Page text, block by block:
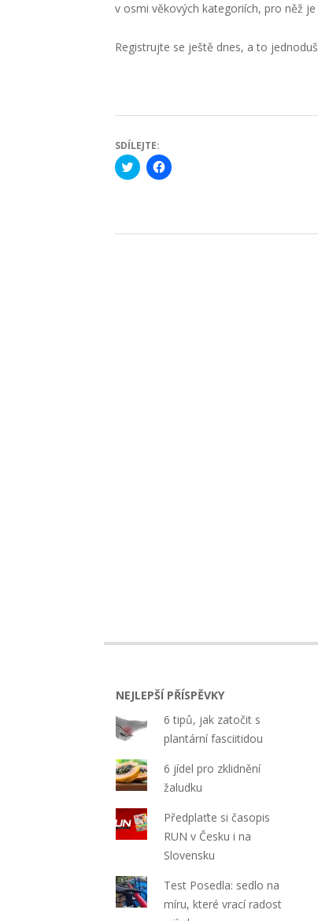
v osmi věkových kategoriích, pro něž
Registrujte se ještě dnes, a to
SDÍLEJTE:
Click
to
new
Click
to
new
NEJLEPŠÍ PŘÍSPĚVKY
6 tipů, jak zatočit s
plantární fasciitidou
6 jídel pro zklidnění
žaludku
Předplaťte si časopis
RUN v Česku i na
Slovensku
Test Posedla: sedlo na
míru, které vrací radost